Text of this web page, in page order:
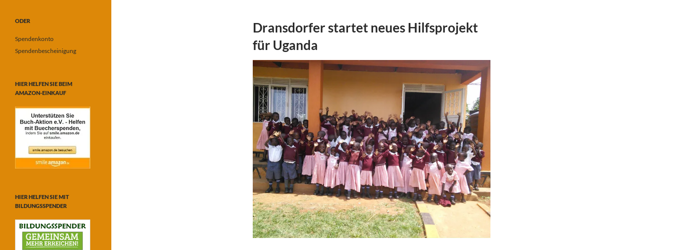
Dransdorfer startet neues Hilfsprojekt
für Uganda
ODER
Spendenkonto
Spendenbescheinigung
HIER HELFEN SIE BEIM
AMAZON-EINKAUF
HIER HELFEN SIE MIT
BILDUNGSSPENDER